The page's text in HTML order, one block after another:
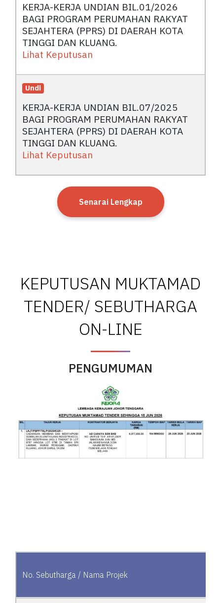
KERJA-KERJA UNDIAN BIL.01/2026
BAGI PROGRAM PERUMAHAN RAKYAT
SEJAHTERA (PPRS) DI DAERAH KOTA
TINGGI DAN KLUANG.
Lihat Keputusan
Undi
KERJA-KERJA UNDIAN BIL.07/2025
BAGI PROGRAM PERUMAHAN RAKYAT
SEJAHTERA (PPRS) DI DAERAH KOTA
TINGGI DAN KLUANG.
Lihat Keputusan
Senarai Lengkap
KEPUTUSAN MUKTAMAD
TENDER/ SEBUTHARGA
ON-LINE
PENGUMUMAN
No. Sebutharga / Nama Projek